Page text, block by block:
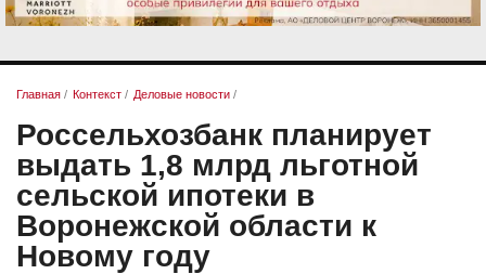
Главная / Контекст / Деловые новости /
Россельхозбанк планирует
выдать 1,8 млрд льготной
сельской ипотеки в
Воронежской области к
Новому году